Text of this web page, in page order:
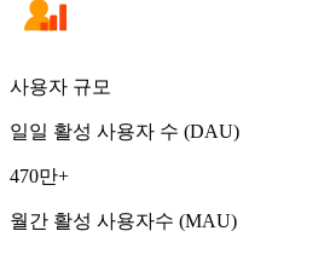
사용자 규모
일일 활성 사용자 수 (DAU)
470만+
월간 활성 사용자수 (MAU)